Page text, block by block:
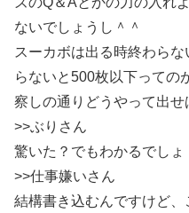
ないでしょうし＾＾
スーカボは出る時終わら
らないと500枚以下って
察しの通りどうやって出
>>ぶりさん
驚いた？でもわかるでしょ
>>仕事嫌いさん
結構書き込むんですけど